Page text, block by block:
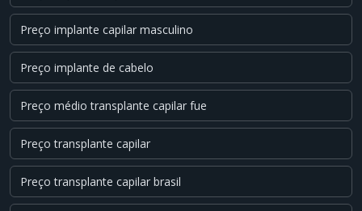
Preço implante capilar masculino
Preço implante de cabelo
Preço médio transplante capilar fue
Preço transplante capilar
Preço transplante capilar brasil